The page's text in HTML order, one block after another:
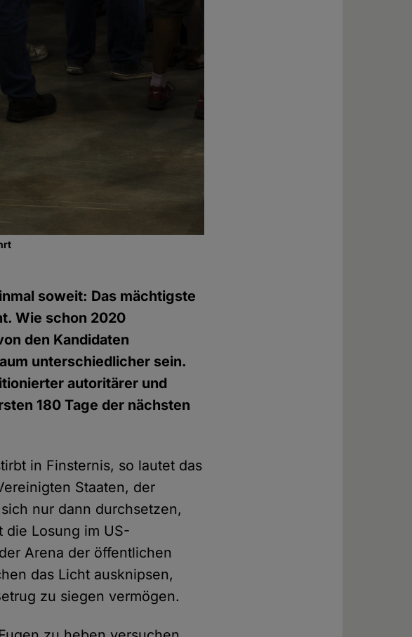
soweit: Das mächtigste
Wie schon 2020
den Kandidaten
unterschiedlicher sein.
autoritärer und
180 Tage der nächsten
in Finsternis, so lautet das
Staaten, der
nur dann durchsetzen,
Losung im US-
Arena der öffentlichen
das Licht ausknipsen,
zu siegen vermögen.